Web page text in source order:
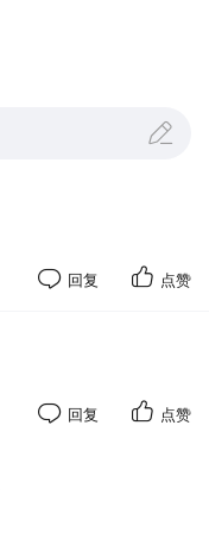
回复 点赞
回复 点赞